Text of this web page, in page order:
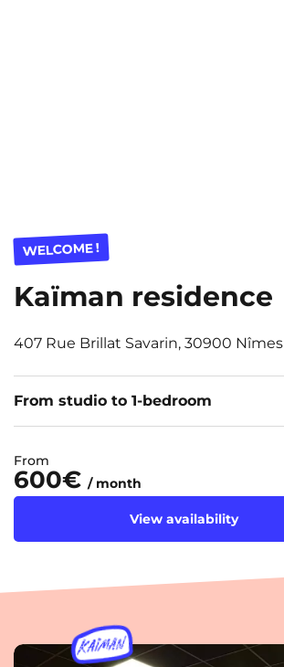
WELCOME !
Kaïman residence
407 Rue Brillat Savarin, 30900 Nîmes
From studio to 1-bedroom
From
600€ / month
View availability